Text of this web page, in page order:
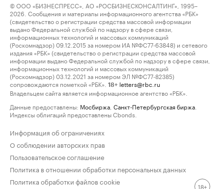
© ООО «БИЗНЕСПРЕСС», АО «РОСБИЗНЕСКОНСАЛТИНГ», 1995–
2026. Сообщения и материалы информационного агентства «РБК»
(свидетельство о регистрации средства массовой информации
выдано Федеральной службой по надзору в сфере связи,
информационных технологий и массовых коммуникаций
(Роскомнадзор) 09.12.2015 за номером ИА №ФС77-63848) и сетевого
издания «РБК» (свидетельство о регистрации средства массовой
информации выдано Федеральной службой по надзору в сфере связи,
информационных технологий и массовых коммуникаций
(Роскомнадзор) 03.12.2021 за номером ЭЛ №ФС77-82385)
сопровождаются пометкой «РБК».
18+ letters@rbc.ru
Владельцем сайта является информационное агентство «РБК».
Данные предоставлены: Мосбиржа Санкт-Петербургская биржа
Индексы облигаций предоставлены Cbonds.
Информация об ограничениях
О соблюдении авторских прав
Пользовательское соглашение
Политика в отношении обработки персональных данных
Политика обработки файлов cookie
18+